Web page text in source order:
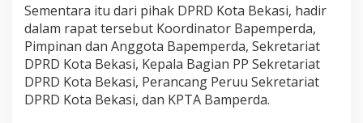
Sementara itu dari pihak DPRD Kota Bekasi, hadir
dalam rapat tersebut Koordinator Bapemperda,
Pimpinan dan Anggota Bapemperda, Sekretariat
DPRD Kota Bekasi, Kepala Bagian PP Sekretariat
DPRD Kota Bekasi, Perancang Peruu Sekretariat
DPRD Kota Bekasi, dan KPTA Bamperda.